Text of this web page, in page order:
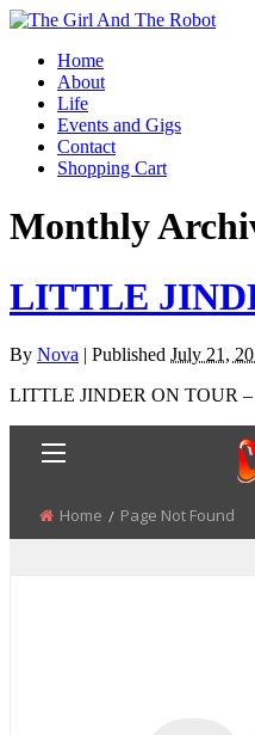
Home
About
Life
Events and Gigs
Contact
Shopping Cart
Monthly
LITTLE
By Nova | Published July 21,
LITTLE JINDER ON TOUR –